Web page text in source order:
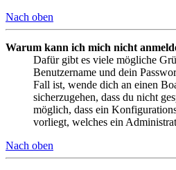
Nach oben
Warum kann ich mich nicht
Dafür gibt es viele mögliche
Benutzername und dein
Fall ist, wende dich an einen
sicherzugehen, dass du nicht
möglich, dass ein
vorliegt, welches ein
Nach oben